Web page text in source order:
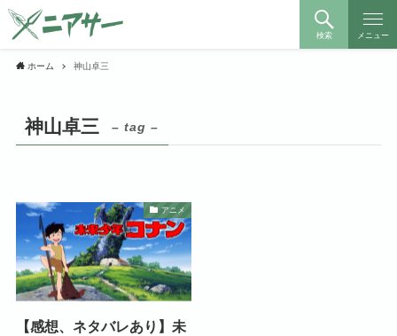
検索 メニュー
ホーム 神山卓三
神山卓三 – tag –
アニメ
【感想、ネタバレあり】未